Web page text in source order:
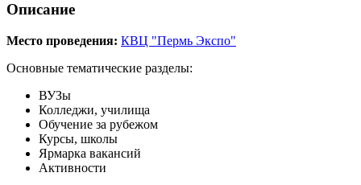
Описание
Место проведения: КВЦ "Пермь Экспо"
Основные тематические разделы:
ВУЗы
Колледжи, училища
Обучение за рубежом
Курсы, школы
Ярмарка вакансий
Активности